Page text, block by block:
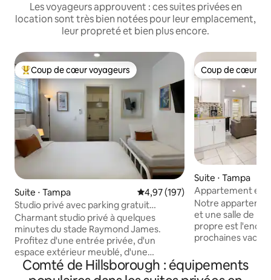
Les voyageurs approuvent : ces suites privées en
location sont très bien notées pour leur emplacement,
leur propreté et bien plus encore.
Coups de cœur voyageurs les plus appréciés
Coup de cœur voyageurs
Suite ⋅ Tampa Évaluation moyenne sur la
4,97 (197)
Studio privé avec parking gratuit
jusqu'au stade Bucs
Charmant studio privé à quelques
minutes du stade Raymond James.
Profitez d'une entrée privée, d'un
espace extérieur meublé, d'une
kitchenette, de la climatisation, d'une
télévision connectée et d'un
Coup de cœur
Coup de cœur
Suite ⋅ Tampa
Appartement
2B/1B
Notre
et une salle de
propre est
prochaines vacances ! Il
principale avec
sèche-linge/
Comté de Hillsborough : équipements